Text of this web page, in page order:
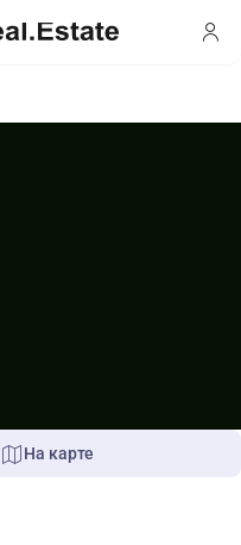
На карте